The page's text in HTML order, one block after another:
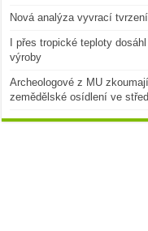
Nová analýza vyvrací
I přes tropické teploty
výroby
Archeologové z MU
zemědělské osídlení ve